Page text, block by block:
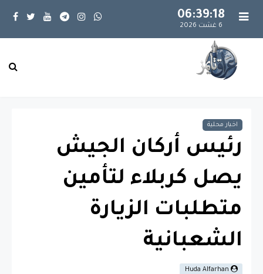
06:39:18
6 غشت 2026
اخبار محلية
رئيس أركان الجيش
يصل كربلاء لتأمين
متطلبات الزيارة
الشعبانية
Huda Alfarhan